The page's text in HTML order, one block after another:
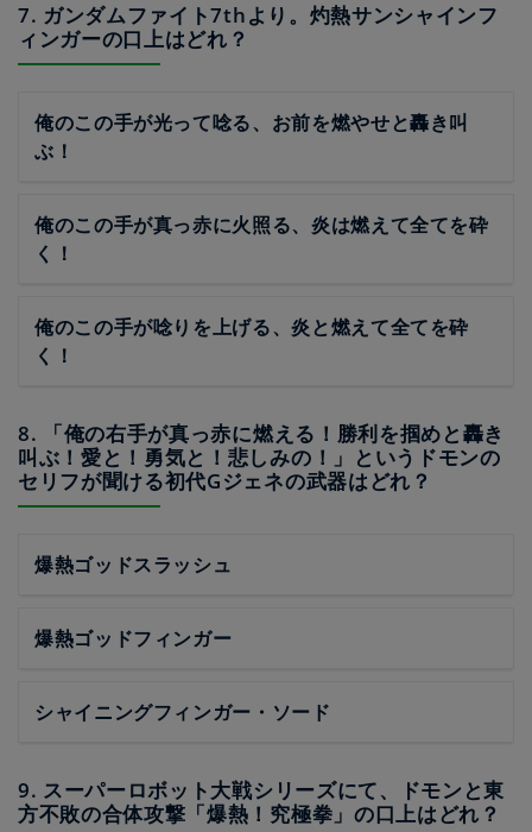
7. ガンダムファイト7thより。灼熱サンシャインフ
ィンガーの口上はどれ？
俺のこの手が光って唸る、お前を燃やせと轟き叫
ぶ！
俺のこの手が真っ赤に火照る、炎は燃えて全てを砕
く！
俺のこの手が唸りを上げる、炎と燃えて全てを砕
く！
8. 「俺の右手が真っ赤に燃える！勝利を掴めと轟き
叫ぶ！愛と！勇気と！悲しみの！」というドモンの
セリフが聞ける初代Gジェネの武器はどれ？
爆熱ゴッドスラッシュ
爆熱ゴッドフィンガー
シャイニングフィンガー・ソード
9. スーパーロボット大戦シリーズにて、ドモンと東
方不敗の合体攻撃「爆熱！究極拳」の口上はどれ？